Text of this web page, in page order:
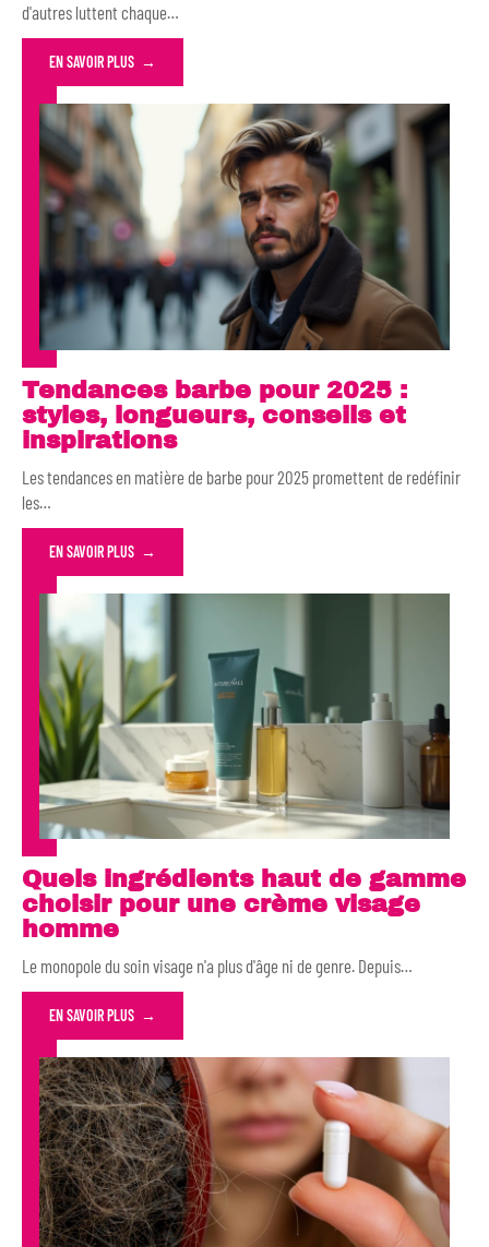
d'autres luttent chaque…
EN SAVOIR PLUS
Tendances barbe pour 2025 :
styles, longueurs, conseils et
inspirations
Les tendances en matière de barbe pour 2025 promettent de redéfinir
les…
EN SAVOIR PLUS
Quels ingrédients haut de gamme
choisir pour une crème visage
homme
Le monopole du soin visage n'a plus d'âge ni de genre. Depuis…
EN SAVOIR PLUS